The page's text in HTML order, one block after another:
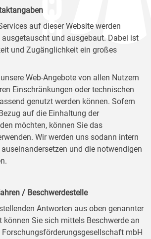
auf dieser Website werden
ausgetauscht und ausgebaut. Dabei ist
und Zugänglichkeit ein großes
Web-Angebote von allen Nutzern
Einschränkungen oder technischen
genutzt werden können. Sofern
auf die Einhaltung der
möchten, können Sie das
Wir werden uns sodann intern
und die notwendigen
/ Beschwerdestelle
Antworten aus oben genannter
Sie sich mittels Beschwerde an
Forschungsförderungsgesellschaft mbH